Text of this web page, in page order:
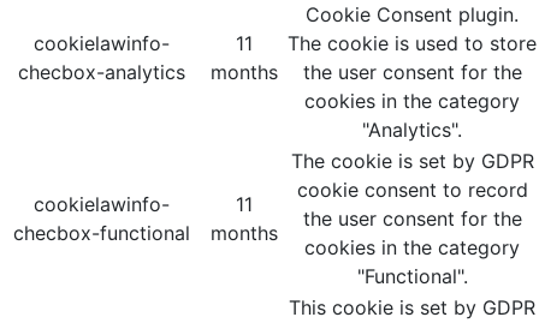
cookielawinfo-
checbox-analytics
11
months
Cookie Consent plugin.
The cookie is used to store
the user consent for the
cookies in the category
"Analytics".
cookielawinfo-
checbox-functional
11
months
The cookie is set by GDPR
cookie consent to record
the user consent for the
cookies in the category
"Functional".
This cookie is set by GDPR